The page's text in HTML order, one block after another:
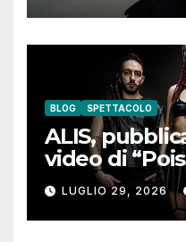
BLOG SPETTACOLO
ALIS,
video di
LUGLIO 29, 2026